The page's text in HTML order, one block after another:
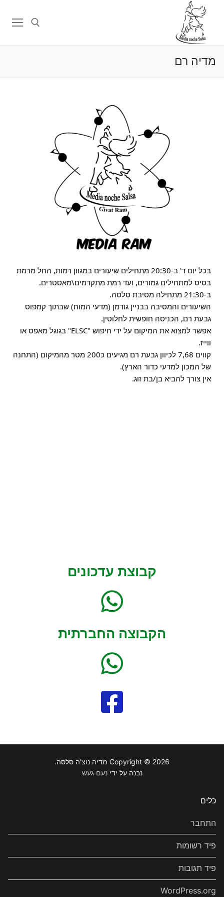
מדיה רם
בכל יום ד' ב-20:30 מתחילים שיעורים במגוון רמות, החל מרמת
בסיס למתחילים גמורים, ועד רמת מתקדמים\מאסטרים.
ב-21:30 מתחילה מסיבת סלסה.
השיעורים והמסיבה בבניין גודמן (מדעי המוח) שבתוך קמפוס
גבעת רם, הכניסה חופשית לחלוטין.
אפשר למצוא את המיקום על ידי חיפוש "ELSC" בגוגל מאפס או
ווייז.
קווים 7,68 לכיוון גבעת רם מגיעים כ200 מטר מהמיקום (התחנה
של המכון למדעי כדור הארץ).
אין צורך להביא בן/בת זוג.
קבוצת עדכונים
הקבוצה החברתית
Copyright © 2026 מדיה נוצ'ה סלסה.
נבנה על ידינעם געש
כלים
התחבר
פיד רשומות
פיד תגובות
WordPress.org